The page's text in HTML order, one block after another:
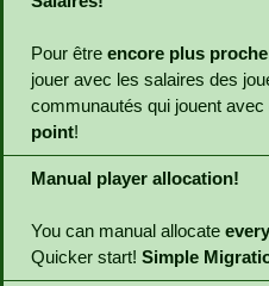
Pour êtreencore plus
jouer avec les salaires des
communautés qui jouent
point!
Manual player allocation!
You can manual allocate
Quicker start!Simple